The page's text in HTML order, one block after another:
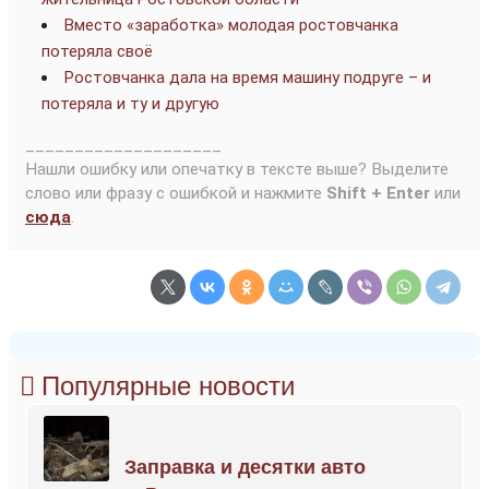
Вместо «заработка» молодая ростовчанка
потеряла своё
Ростовчанка дала на время машину подруге – и
потеряла и ту и другую
Нашли ошибку или опечатку в тексте выше? Выделите
слово или фразу с ошибкой и нажмите Shift + Enter или
сюда.
Популярные новости
Заправка и десятки авто